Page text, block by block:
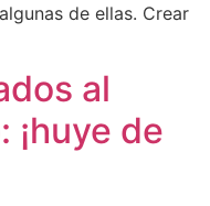
de ellas. Crear
al
de